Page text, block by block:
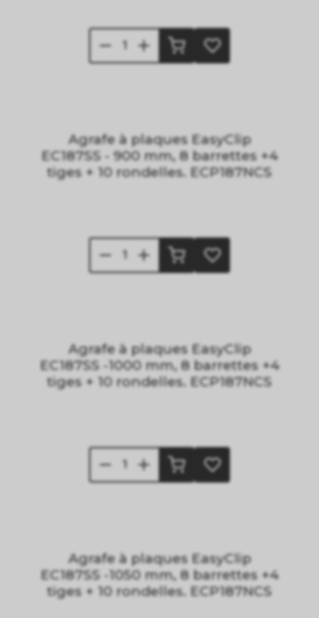
Agrafe à plaques EasyClip
EC187SS - 900 mm, 8 barrettes +4
tiges + 10 rondelles. ECP187NCS
Agrafe à plaques EasyClip
EC187SS -1000 mm, 8 barrettes +4
tiges + 10 rondelles. ECP187NCS
Agrafe à plaques EasyClip
EC187SS -1050 mm, 8 barrettes +4
tiges + 10 rondelles. ECP187NCS